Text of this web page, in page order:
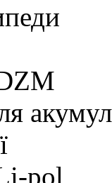
pol